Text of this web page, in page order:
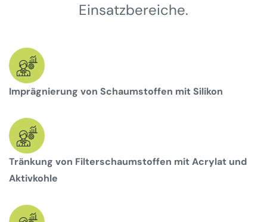
Einsatzbereiche.
Imprägnierung von Schaumstoffen mit Silikon
Tränkung von Filterschaumstoffen mit Acrylat und
Aktivkohle